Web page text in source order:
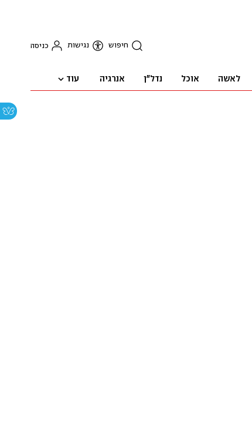
חיפוש נגישות כניסה
לאשה אוכל נדל"ן אנרגיה עוד